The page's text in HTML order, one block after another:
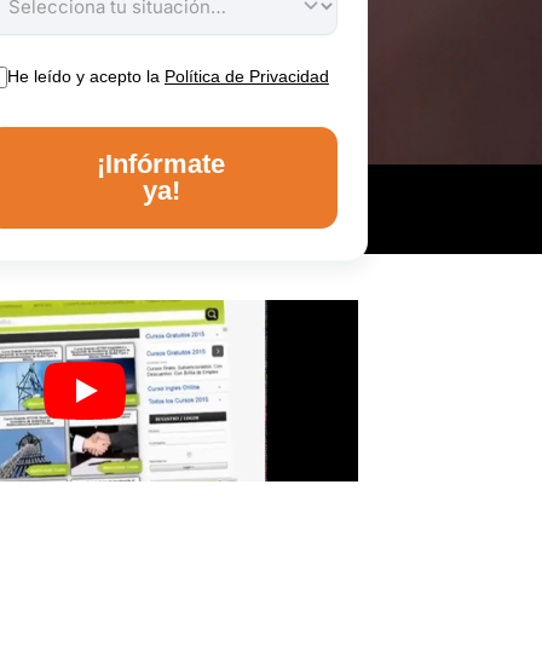
He leído y acepto la Política de Privacidad
¡Infórmate
ya!